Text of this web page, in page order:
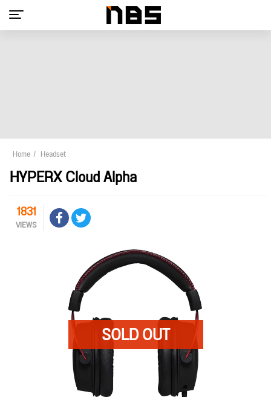
Home Headset
HYPERX Cloud Alpha
1831
VIEWS